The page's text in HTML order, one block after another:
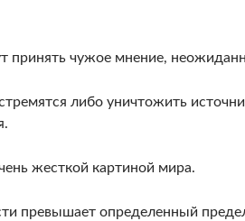
принять чужое мнение,
либо уничтожить
жесткой картиной мира.
превышает определенный